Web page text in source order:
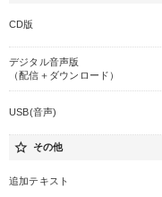
CD版
デジタル音声版
（配信＋ダウンロード）
USB(音声)
star_border その他
追加テキスト